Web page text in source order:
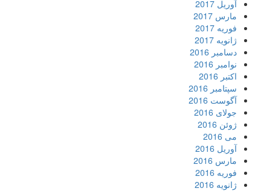
آوریل 2017
مارس 2017
فوریه 2017
ژانویه 2017
دسامبر 2016
نوامبر 2016
اکتبر 2016
سپتامبر 2016
آگوست 2016
جولای 2016
ژوئن 2016
می 2016
آوریل 2016
مارس 2016
فوریه 2016
ژانویه 2016